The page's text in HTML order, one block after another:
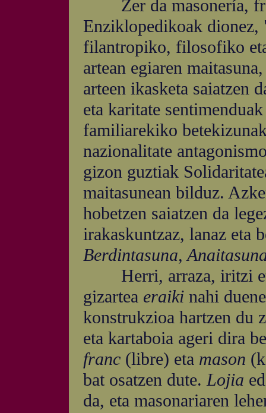
Zer da masonería,
Enziklopedikoak
filantropiko, filosofiko
artean egiaren
arteen ikasketa saiatzen
eta karitate
familiarekiko
nazionalitate
gizon guztiak
maitasunean bilduz.
hobetzen saiatzen da
irakaskuntzaz, lanaz eta
Berdintasuna,
Herri, arraza, iritzi eta
gizartea eraiki nahi
konstrukzioa hartzen du
eta kartaboia ageri dira
franc (libre) eta mason
bat osatzen dute.Lojia
da, eta masonariaren